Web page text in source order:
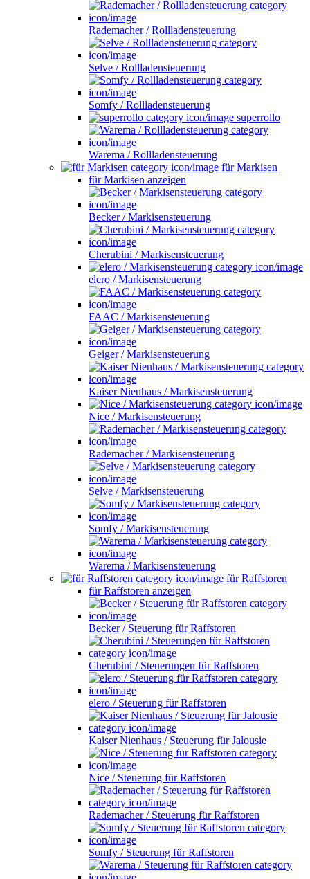
Rademacher / Rollladensteuerung
Selve / Rollladensteuerung
Somfy / Rollladensteuerung
superrollo
Warema / Rollladensteuerung
für Markisen
für Markisen anzeigen
Becker / Markisensteuerung
Cherubini / Markisensteuerung
elero / Markisensteuerung
FAAC / Markisensteuerung
Geiger / Markisensteuerung
Kaiser Nienhaus / Markisensteuerung
Nice / Markisensteuerung
Rademacher / Markisensteuerung
Selve / Markisensteuerung
Somfy / Markisensteuerung
Warema / Markisensteuerung
für Raffstoren
für Raffstoren anzeigen
Becker / Steuerung für Raffstoren
Cherubini / Steuerungen für Raffstoren
elero / Steuerung für Raffstoren
Kaiser Nienhaus / Steuerung für Jalousie
Nice / Steuerung für Raffstoren
Rademacher / Steuerung für Raffstoren
Somfy / Steuerung für Raffstoren